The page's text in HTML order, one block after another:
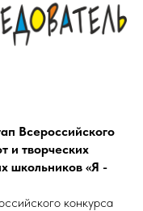
Всероссийского
и творческих
школьников «Я -
конкурса